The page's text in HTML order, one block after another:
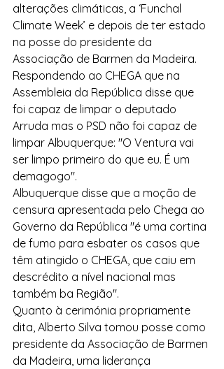
alterações climáticas, a ‘Funchal
Climate Week’ e depois de ter estado
na posse do presidente da
Associação de Barmen da Madeira.
Respondendo ao CHEGA que na
Assembleia da República disse que
foi capaz de limpar o deputado
Arruda mas o PSD não foi capaz de
limpar Albuquerque: "O Ventura vai
ser limpo primeiro do que eu. É um
demagogo".
Albuquerque disse que a moção de
censura apresentada pelo Chega ao
Governo da República "é uma cortina
de fumo para esbater os casos que
têm atingido o CHEGA, que caiu em
descrédito a nível nacional mas
também ba Região".
Quanto à cerimónia propriamente
dita, Alberto Silva tomou posse como
presidente da Associação de Barmen
da Madeira, uma liderança